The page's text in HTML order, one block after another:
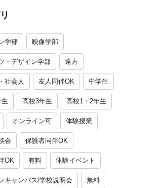
学部 映像学部
・デザイン学部 遠方
社会人 友人同伴OK 中学生
高校3年生 高校1・2年生
オンライン可 体験授業
会 保護者同伴OK
OK 有料 体験イベント
キャンパス/学校説明会 無料